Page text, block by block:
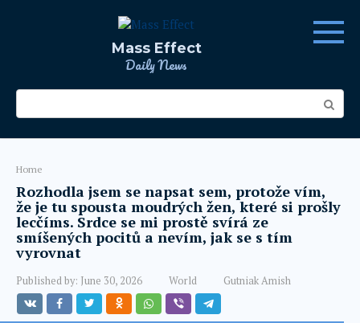
Mass Effect
Daily News
Search:
Home
Rozhodla jsem se napsat sem, protože vím,
že je tu spousta moudrých žen, které si prošly
lecčíms. Srdce se mi prostě svírá ze
smíšených pocitů a nevím, jak se s tím
vyrovnat
Published by: June 30, 2026 World Gutniak Amish